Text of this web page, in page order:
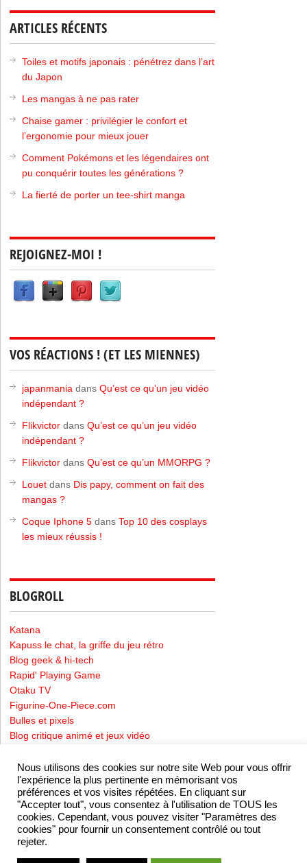
ARTICLES RÉCENTS
Toiles et motifs japonais : pénétrez dans l’art
du Japon
Les mangas à ne pas rater
Chaise gamer : privilégier le confort et
l’ergonomie pour mieux jouer
Comment Pokémons et les légendaires ont
pu conquérir toutes les générations ?
La fierté de porter un tee-shirt manga
REJOIGNEZ-MOI !
VOS RÉACTIONS ! (ET LES MIENNES)
japanmania dansQu’est ce qu’un jeu vidéo
indépendant ?
Flikvictor dansQu’est ce qu’un jeu vidéo
indépendant ?
Flikvictor dansQu’est ce qu’un MMORPG ?
Louet dans Dis papy, comment on fait des
mangas ?
Coque Iphone 5 dansTop 10 des cosplays
les mieux réussis !
BLOGROLL
Katana
Kapuss le chat, la griffe du jeu rétro
Blog geek & hi-tech
Rapid' Playing Game
Otaku TV
Figurine-One-Piece.com
Bulles et pixels
Blog critique animé et jeux vidéo
Mentions Légales -Politique de confidentialité
JapanmaniaCopyright © 2026. Theme Powered by KORE |
Nous utilisons des cookies sur notre site Web pour vous offrir
l'expérience la plus pertinente en mémorisant vos
préférences et vos visites répétées. En cliquant sur
"Accepter tout", vous consentez à l'utilisation de TOUS les
cookies. Cependant, vous pouvez visiter "Paramètres des
cookies" pour fournir un consentement contrôlé ou tout
rejeter.